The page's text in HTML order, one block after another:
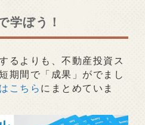
学ぼう！
るよりも、不動産投資ス
期間で「成果」がでまし
こちらにまとめていま